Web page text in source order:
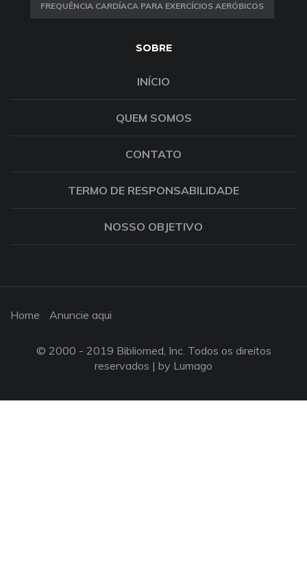
FREQUÊNCIA CARDÍACA PARA EXERCÍCIOS AERÓBICOS
SOBRE
INÍCIO
QUEM SOMOS
CONTATO
TERMO DE RESPONSABILIDADE
NOSSO OBJETIVO
Home Anuncie aqui
© 2000 - 2019 Bibliomed, Inc. Todos os direitos
reservados | by Lumago